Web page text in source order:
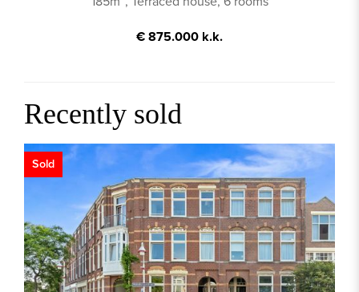
€ 875.000 k.k.
Recently sold
Sold